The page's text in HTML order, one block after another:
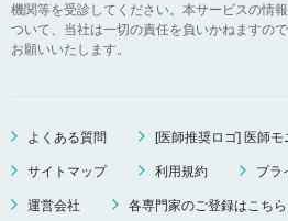
機関等を受診してください。本サービスの情
ついて、当社は一切の責任を負いかねますの
お願いいたします。
よくある質問 [医師推奨ロゴ] 医師
サイトマップ 利用規約 プラ
運営会社 各専門家のご登録はこちら